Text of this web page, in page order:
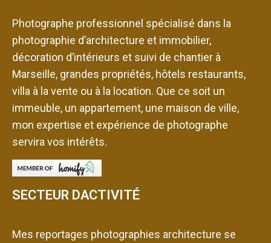
Photographe professionnel spécialisé dans la
photographie d’architecture et immobilier,
décoration d’intérieurs et suivi de chantier à
Marseille, grandes propriétés, hôtels restaurants,
villa à la vente ou à la location. Que ce soit un
immeuble, un appartement, une maison de ville,
mon expertise et expérience de photographe
servira vos intérêts.
SECTEUR DACTIVITÉ
Mes reportages photographies architecture se